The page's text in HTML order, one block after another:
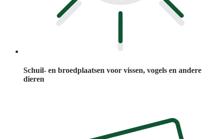
Schuil- en broedplaatsen voor vissen, vogels en andere
dieren